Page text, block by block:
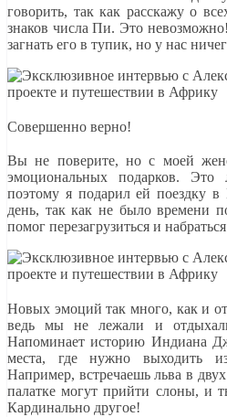
говорить, так как расскажу о
знаков числа Пи. Это
загнать его в тупик, но у нас
Совершенно верно!
Вы не поверите, но с моей
эмоциональных подарков.
поэтому я подарил ей поездку
день, так как не было времени
помог перезагрузиться и
Новых эмоций так много, как и
ведь мы не лежали и
Напоминает историю Индиана
места, где нужно выходить
Например, встречаешь льва в
палатке могут прийти слоны, и
Кардинально другое!